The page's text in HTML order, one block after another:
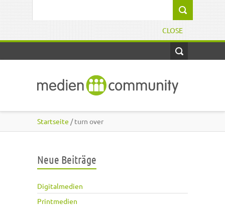
CLOSE
Startseite / turn over
Neue Beiträge
Digitalmedien
Printmedien